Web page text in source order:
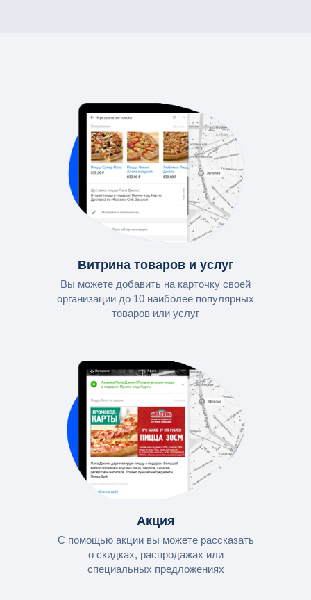
Витрина товаров и услуг
Вы можете добавить на карточку своей
организации до 10 наиболее популярных
товаров или услуг
Акция
С помощью акции вы можете рассказать
о скидках, распродажах или
специальных предложениях